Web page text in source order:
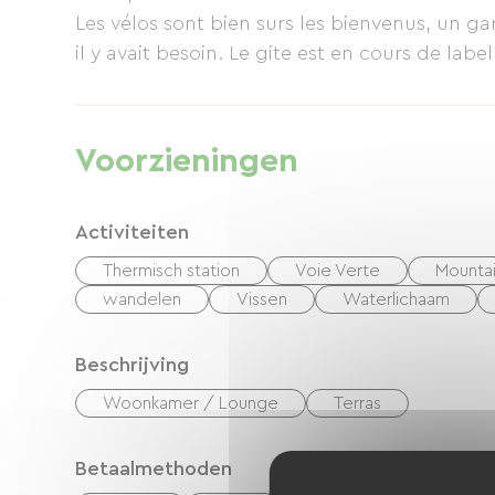
gebruikte energie is voornamelijk
alomtegenwoordig dankzij het
Les vélos sont bien surs les bienvenus, un
Voorzieningen
Activiteiten
Thermisch station Voie Verte
wandelen
Vissen Waterlichaam
Beschrijving
Woonkamer / Lounge Terras
Betaalmethoden